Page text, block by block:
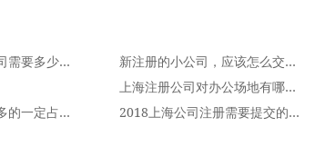
在上海注册一个公司需要多少资金才行？
新注册的小公司，应该怎么交税？
上海注册公司对办公场地有哪些最新要求呢？
合伙开公司，出钱多的一定占股份多吗？注册资本该怎么定
2018上海公司注册需要提交的资料